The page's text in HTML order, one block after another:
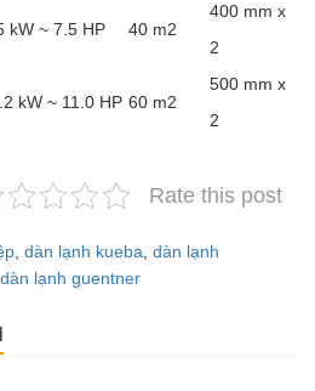
kW ~ 7.5 HP 40 m2
400 mm x
2
kW ~ 11.0 HP 60 m2
500 mm x
2
Rate this post
dàn lạnh kueba dàn lạnh
dàn lạnh guentner